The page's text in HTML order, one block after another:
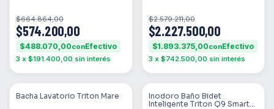
$574.200,00
$664.864,00
$488.070,00con
3 x $191.400,00 sin interés
$2.227.500,00
$2.579.211,00
$1.893.375,00con
3 x $742.500,00 sin interés
SIN STOCK
Bacha Lavatorio Triton Mare SIN STOCK
Inodoro Baño Bidet
Inteligente Triton Q9 Smart